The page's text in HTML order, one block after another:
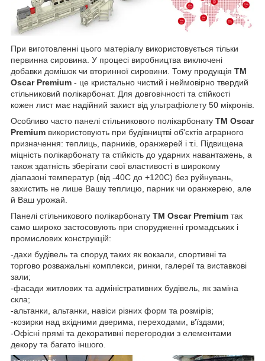
При виготовленні цього матеріалу використовується тільки
первинна сировина. У процесі виробництва виключені
добавки домішок чи вторинної сировини. Тому продукція ТМ
Oscar Premium - це кристально чистий і неймовірно твердий
стільниковий полікарбонат. Для довговічності та стійкості
кожен лист має надійний захист від ультрафіолету 50 мікронів.
Особливо часто панелі стільникового полікарбонату ТМ Oscar
Premium використовують при будівництві об'єктів аграрного
призначення: теплиць, парників, оранжерей і т.і. Підвищена
міцність полікарбонату та стійкість до ударних навантажень, а
також здатність зберігати свої властивості в широкому
діапазоні температур (від -40С до +120С) без руйнувань,
захистить не лише Вашу теплицю, парник чи оранжерею, але
й Ваш урожай.
Панелі стільникового полікарбонату ТМ Oscar Premium так
само широко застосовують при спорудженні громадських і
промислових конструкцій:
-дахи будівель та споруд таких як вокзали, спортивні та
торгово розважальні комплекси, ринки, галереї та виставкові
зали;
-фасади житлових та адміністративних будівель, як заміна
скла;
-альтанки, альтанки, навіси різних форм та розмірів;
-козирки над вхідними дверима, переходами, в'їздами;
-Офісні прямі та декоративні перегородки з елементами
декору та багато іншого.